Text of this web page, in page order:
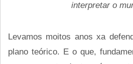
interpretar o
Levamos moitos anos xa
plano teórico. E o que,